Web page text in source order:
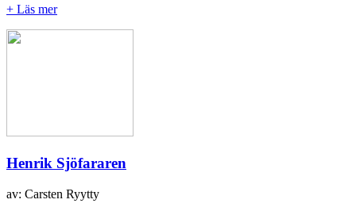
+ Läs mer
Henrik Sjöfararen
av: Carsten Ryytty